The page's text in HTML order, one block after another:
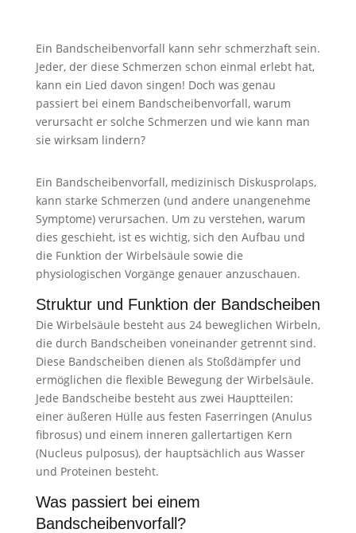
Ein Bandscheibenvorfall kann sehr schmerzhaft sein.
Jeder, der diese Schmerzen schon einmal erlebt hat,
kann ein Lied davon singen! Doch was genau
passiert bei einem Bandscheibenvorfall, warum
verursacht er solche Schmerzen und wie kann man
sie wirksam lindern?
Ein Bandscheibenvorfall, medizinisch Diskusprolaps,
kann starke Schmerzen (und andere unangenehme
Symptome) verursachen. Um zu verstehen, warum
dies geschieht, ist es wichtig, sich den Aufbau und
die Funktion der Wirbelsäule sowie die
physiologischen Vorgänge genauer anzuschauen.
Struktur und Funktion der Bandscheiben
Die Wirbelsäule besteht aus 24 beweglichen Wirbeln,
die durch Bandscheiben voneinander getrennt sind.
Diese Bandscheiben dienen als Stoßdämpfer und
ermöglichen die flexible Bewegung der Wirbelsäule.
Jede Bandscheibe besteht aus zwei Hauptteilen:
einer äußeren Hülle aus festen Faserringen (Anulus
fibrosus) und einem inneren gallertartigen Kern
(Nucleus pulposus), der hauptsächlich aus Wasser
und Proteinen besteht.
Was passiert bei einem
Bandscheibenvorfall?